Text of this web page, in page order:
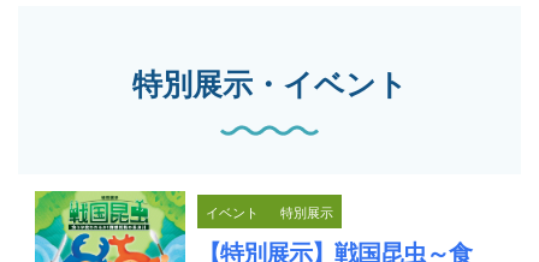
特別展示・イベント
イベント 特別展示
【特別展示】戦国昆虫～食